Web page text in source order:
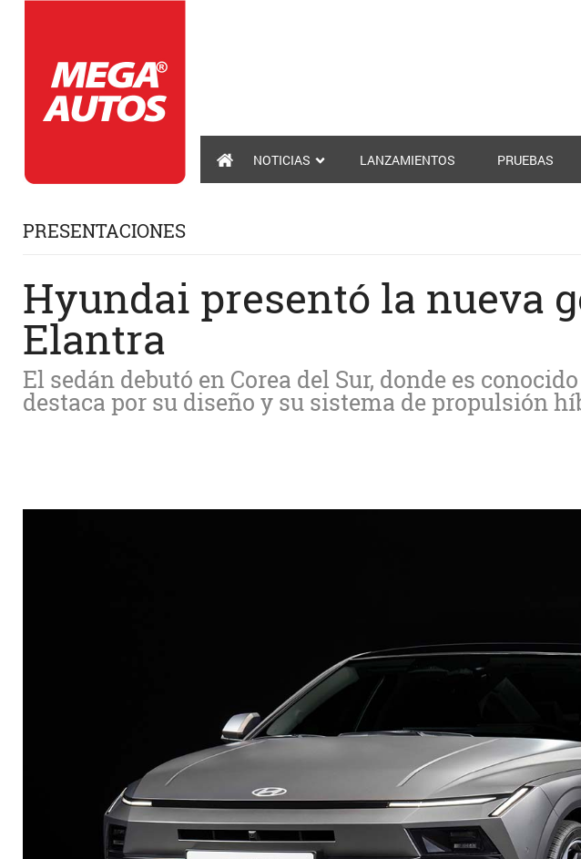
NOTICIAS LANZAMIENTOS PRUEBAS
PRESENTACIONES
Hyundai presentó la nueva
Elantra
El sedán debutó en Corea del Sur, donde es
destaca por su diseño y su sistema de propulsión